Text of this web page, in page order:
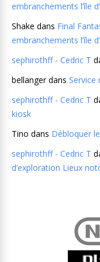
embranchements l’île
Shake dans Final
embranchements l’île
sephirothff - Cedric T
bellangerdans Service
sephirothff - Cedric T
kiosk
Tino dans Débloquer
sephirothff - Cedric T
d’exploration Lieux